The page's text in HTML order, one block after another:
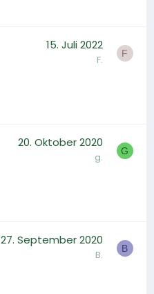
15. Juli 2022
F. F
20. Oktober 2020
g. G
27. September 2020
B. B